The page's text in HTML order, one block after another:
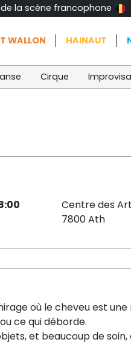
la scène francophone
WALLON HAINAUT
Cirque
Centre des
7800 Ath
où le cheveu est
ce qui déborde.
et beaucoup de